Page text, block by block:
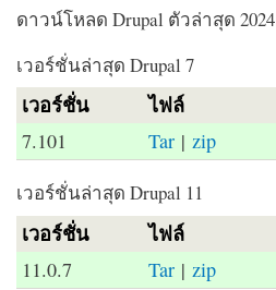
ดาวน์โหลด Drupal ตัวล่าสุด 2024
เวอร์ชั่นล่าสุด Drupal 7
เวอร์ชั่น ไฟล์
7.101 Tar |zip
เวอร์ชั่นล่าสุด Drupal 11
เวอร์ชั่น ไฟล์
11.0.7 Tar | zip